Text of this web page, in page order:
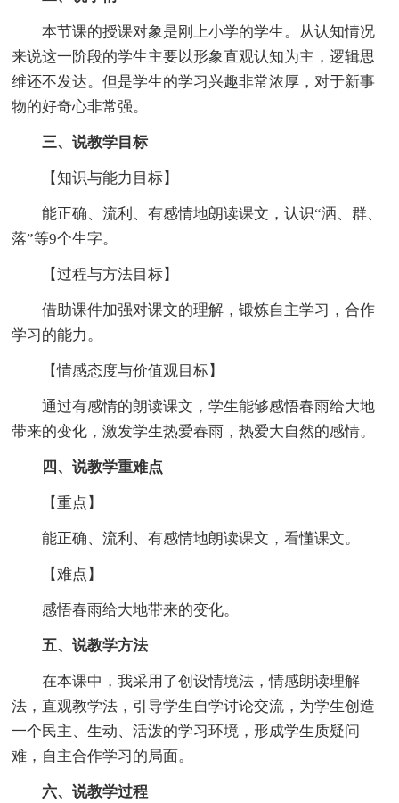
本节课的授课对象是刚上小学的学生。从认知情况
来说这一阶段的学生主要以形象直观认知为主，逻辑思
维还不发达。但是学生的学习兴趣非常浓厚，对于新事
物的好奇心非常强。
三、说教学目标
【知识与能力目标】
能正确、流利、有感情地朗读课文，认识“洒、群、
落”等9个生字。
【过程与方法目标】
借助课件加强对课文的理解，锻炼自主学习，合作
学习的能力。
【情感态度与价值观目标】
通过有感情的朗读课文，学生能够感悟春雨给大地
带来的变化，激发学生热爱春雨，热爱大自然的感情。
四、说教学重难点
【重点】
能正确、流利、有感情地朗读课文，看懂课文。
【难点】
感悟春雨给大地带来的变化。
五、说教学方法
在本课中，我采用了创设情境法，情感朗读理解
法，直观教学法，引导学生自学讨论交流，为学生创造
一个民主、生动、活泼的学习环境，形成学生质疑问
难，自主合作学习的局面。
六、说教学过程